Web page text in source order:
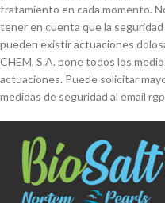
tratamiento en cada momento.
tener en cuenta que la
pueden existir actuaciones
CHEM, S.A. pone todos los
actuaciones. Puede solicitar
medidas de seguridad al email